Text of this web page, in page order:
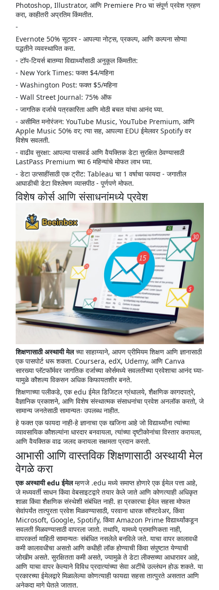
Photoshop, Illustrator, आणि Premiere Pro चा संपूर्ण प्रवेश ग्रहण
करा, काहीतरी अप्रतिम किंमतीत.
-
Evernote 50% सूटवर - आपल्या नोट्स, प्रकल्प, आणि कल्पना सोप्या
पद्धतीने व्यवस्थापित करा.
- टॉप-टियर्स बातम्या विद्यार्थ्यांसाठी अनुकूल किंमतीत:
- New York Times: फक्त $4/महिना
- Washington Post: फक्त $5/महिना
- Wall Street Journal: 75% ऑफ
- जागतिक दर्जाचे पत्रकारिता आणि मोठी बचत यांचा आनंद घ्या.
- असीमित मनोरंजन: YouTube Music, YouTube Premium, आणि
Apple Music 50% वर; त्या सह, आपल्या EDU ईमेलवर Spotify वर
विशेष सवलती.
- वाढीव सुरक्षा: आपल्या पासवर्ड आणि वैयक्तिक डेटा सुरक्षित ठेवण्यासाठी
LastPass Premium च्या 6 महिन्यांचे मोफत लाभ घ्या.
- डेटा उत्साहींसाठी एक ट्रीट: Tableau चा 1 वर्षाचा फायदा - जगातील
आघाडीची डेटा विश्लेषण व्यासपीठ - पूर्णपणे मोफत.
विशेष कोर्स आणि संसाधनांमध्ये प्रवेश
शिक्षणासाठी अस्थायी मेलच्या साहाय्याने, आपण प्रीमियम शिक्षण आणि ज्ञानासाठी
एक पासपोर्ट धरू शकता. Coursera, edX, Udemy, आणि Canva
सारख्या प्लॅटफॉर्मवर जागतिक दर्जाच्या कोर्समध्ये सवलतीच्या प्रवेशाचा आनंद घ्या-
यामुळे कौशल्य विकसन अधिक किफायतशीर बनते.
शिक्षणाच्या पलीकडे, एक edu ईमेल डिजिटल ग्रंथालये, शैक्षणिक कागदपत्रे,
वैज्ञानिक प्रकाशने, आणि विशेष संस्थात्मक संसाधनांचा प्रवेश अनलॉक करतो, जे
सामान्य जनतेसाठी सामान्यतः उपलब्ध नाहीत.
हे फक्त एक फायदा नाही-हे ज्ञानाचा एक खजिना आहे जो विद्यार्थ्यांना त्यांच्या
व्यावसायिक कौशल्यांना धारदार बनवायला, त्यांच्या दृष्टीकोनांचा विस्तार करायला,
आणि वैयक्तिक वाढ जलद करायला सक्षमता प्रदान करतो.
आभासी आणि वास्तविक शिक्षणासाठी अस्थायी मेल
वेगळे करा
एक अस्थायी edu ईमेलम्हणजे .edu मध्ये समाप्त होणारे एक ईमेल पत्ता आहे,
जे मध्यवर्ती साधन किंवा वेबसाइटद्वारे तयार केले जाते आणि कोणत्याही अधिकृत
शाळा किंवा शैक्षणिक संस्थेशी संबंधित नाही. हा प्रकारचा ईमेल सहसा मोफत
सेवांपर्यंत तात्पुरता प्रवेश मिळवण्यासाठी, परवाना धारक सॉफ्टवेअर, किंवा
Microsoft, Google, Spotify, किंवा Amazon Prime विद्यार्थ्यांकडून
सवलती मिळवण्यासाठी वापरला जातो. तथापि, यामध्ये प्रामाणिकता नाही,
वापरकर्ता माहिती सामान्यतः संबंधित नसलेले बनविले जते. याचा वापर कालावधी
कमी कालावधीचा असतो आणि कधीही लॉक होण्याची किंवा संपुष्टात येण्याची
जोखीम असते. सुरक्षितता कमी असते, ज्यामुळे ते डेटा लीक्सच्या आधारावर आहे,
आणि याचा वापर केल्याने विविध प्रदात्यांच्या सेवा अटींचे उल्लंघन होऊ शकते. या
प्रकारच्या ईमेलद्वारे मिळालेल्या कोणत्याही फायद्या सहसा तात्पुरते असतात आणि
अनेकदा मागे घेतले जातात.